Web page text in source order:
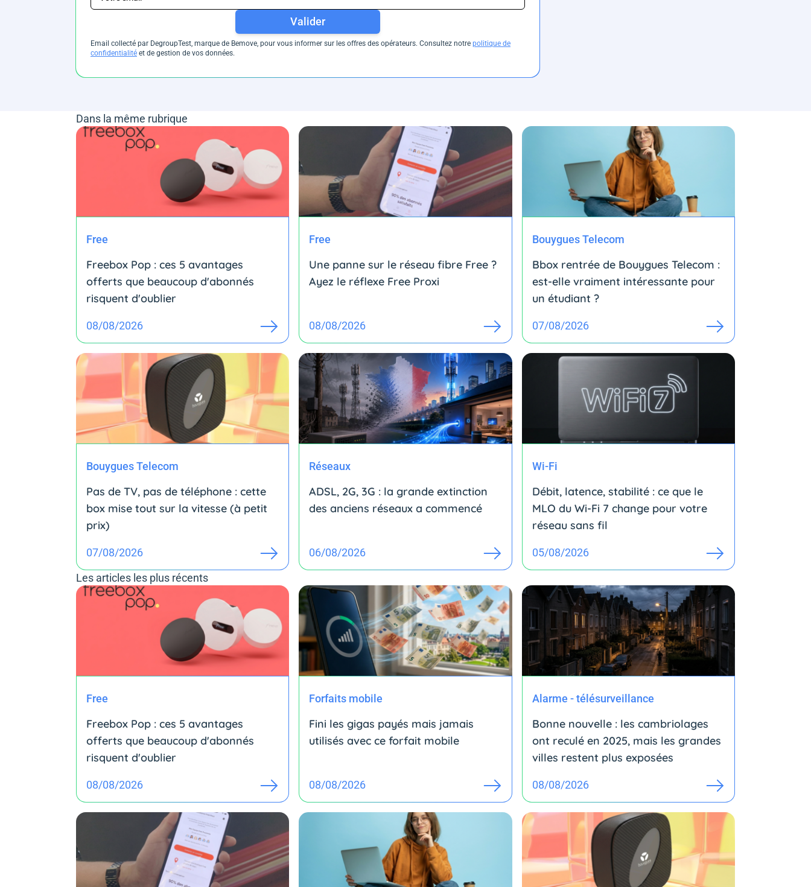
Valider
Email collecté par DegroupTest, marque de Bemove, pour vous informer sur les offres des opérateurs. Consultez notre politique de
confidentialité et de gestion de vos données.
Dans la même rubrique
Free
Freebox Pop : ces 5 avantages
offerts que beaucoup d'abonnés
risquent d'oublier
08/08/2026
Free
Une panne sur le réseau fibre Free ?
Ayez le réflexe Free Proxi
08/08/2026
Bouygues Telecom
Bbox rentrée de Bouygues Telecom :
est-elle vraiment intéressante pour
un étudiant ?
07/08/2026
Bouygues Telecom
Pas de TV, pas de téléphone : cette
box mise tout sur la vitesse (à petit
prix)
07/08/2026
Réseaux
ADSL, 2G, 3G : la grande extinction
des anciens réseaux a commencé
06/08/2026
Wi-Fi
Débit, latence, stabilité : ce que le
MLO du Wi-Fi 7 change pour votre
réseau sans fil
05/08/2026
Les articles les plus récents
Free
Freebox Pop : ces 5 avantages
offerts que beaucoup d'abonnés
risquent d'oublier
08/08/2026
Forfaits mobile
Fini les gigas payés mais jamais
utilisés avec ce forfait mobile
08/08/2026
Alarme - télésurveillance
Bonne nouvelle : les cambriolages
ont reculé en 2025, mais les grandes
villes restent plus exposées
08/08/2026